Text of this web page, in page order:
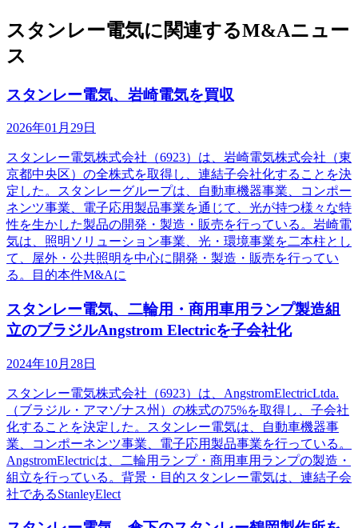
スタンレー電気に関連するM&Aニュー
ス
スタンレー電気、岩崎電気を買収
2026年01月29日
スタンレー電気株式会社（6923）は、岩崎電気株式会社（東
京都中央区）の全株式を取得し、連結子会社化することを決
定した。スタンレーグループは、自動車機器事業、コンポー
ネンツ事業、電子応用製品事業を通じて、光が持つ様々な特
性を生かした製品の開発・製造・販売を行っている。岩崎電
気は、照明ソリューション事業、光・環境事業を二本柱とし
て、屋外・公共照明を中心に開発・製造・販売を行ってい
る。目的本件M&Aに
スタンレー電気、二輪用・商用車用ランプ製造組
立のブラジルAngstrom Electricを子会社化
2024年10月28日
スタンレー電気株式会社（6923）は、AngstromElectricLtda.
（ブラジル・アマゾナス州）の株式の75%を取得し、子会社
化することを決定した。スタンレー電気は、自動車機器事
業、コンポーネンツ事業、電子応用製品事業を行っている。
AngstromElectricは、二輪用ランプ・商用車用ランプの製造・
組立を行っている。背景・目的スタンレー電気は、連結子会
社であるStanleyElect